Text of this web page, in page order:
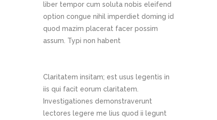
liber tempor cum soluta nobis eleifend
option congue nihil imperdiet doming id
quod mazim placerat facer possim
assum. Typi non habent
Claritatem insitam; est usus legentis in
iis qui facit eorum claritatem.
Investigationes demonstraverunt
lectores legere me lius quod ii legunt